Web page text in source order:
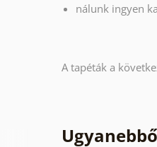
nálunk ingyen
A tapéták a